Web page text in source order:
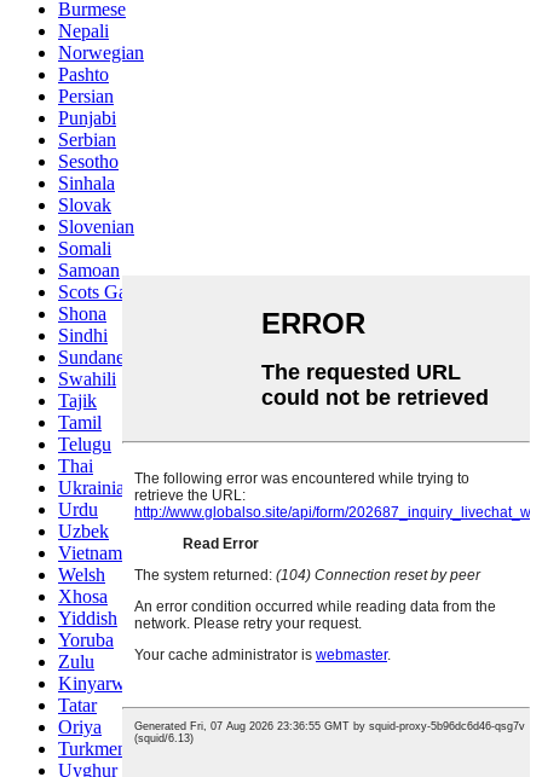
Burmese
Nepali
Norwegian
Pashto
Persian
Punjabi
Serbian
Sesotho
Sinhala
Slovak
Slovenian
Somali
Samoan
Scots Gaelic
Shona
Sindhi
Sundanese
Swahili
Tajik
Tamil
Telugu
Thai
Ukrainian
Urdu
Uzbek
Vietnamese
Welsh
Xhosa
Yiddish
Yoruba
Zulu
Kinyarwanda
Tatar
Oriya
Turkmen
Uyghur